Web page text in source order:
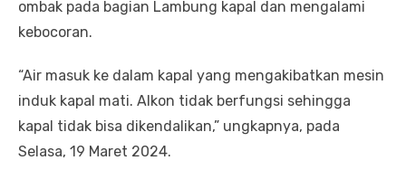
ombak pada bagian Lambung kapal dan mengalami
kebocoran.
“Air masuk ke dalam kapal yang mengakibatkan mesin
induk kapal mati. Alkon tidak berfungsi sehingga
kapal tidak bisa dikendalikan,” ungkapnya, pada
Selasa, 19 Maret 2024.